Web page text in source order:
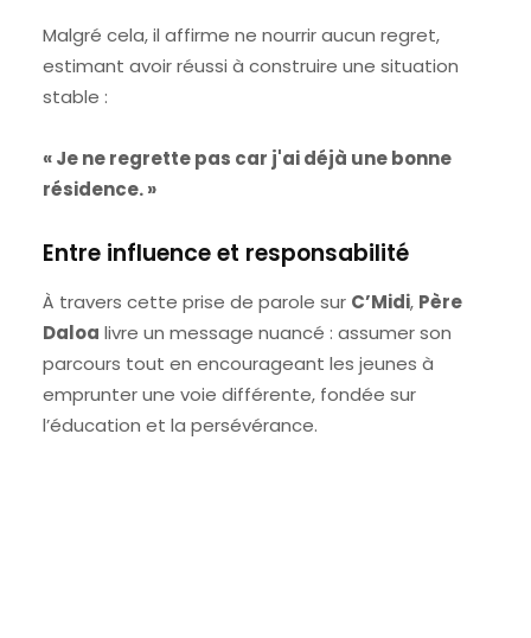
Malgré cela, il affirme ne nourrir aucun regret,
estimant avoir réussi à construire une situation
stable :
« Je ne regrette pas car j'ai déjà une bonne
résidence. »
Entre influence et responsabilité
À travers cette prise de parole sur C’Midi, Père
Daloa livre un message nuancé : assumer son
parcours tout en encourageant les jeunes à
emprunter une voie différente, fondée sur
l’éducation et la persévérance.